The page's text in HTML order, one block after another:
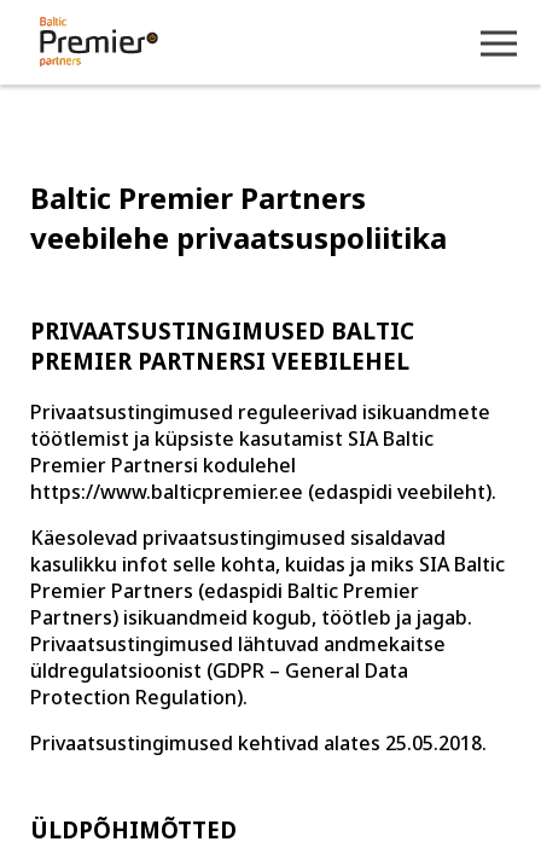
Baltic Premier Partners
veebilehe privaatsuspoliitika
PRIVAATSUSTINGIMUSED BALTIC
PREMIER PARTNERSI VEEBILEHEL
Privaatsustingimused reguleerivad isikuandmete
töötlemist ja küpsiste kasutamist SIA Baltic
Premier Partnersi kodulehel
https://www.balticpremier.ee (edaspidi veebileht).
Käesolevad privaatsustingimused sisaldavad
kasulikku infot selle kohta, kuidas ja miks SIA Baltic
Premier Partners (edaspidi Baltic Premier
Partners) isikuandmeid kogub, töötleb ja jagab.
Privaatsustingimused lähtuvad andmekaitse
üldregulatsioonist (GDPR – General Data
Protection Regulation).
Privaatsustingimused kehtivad alates 25.05.2018.
ÜLDPÕHIMÕTTED